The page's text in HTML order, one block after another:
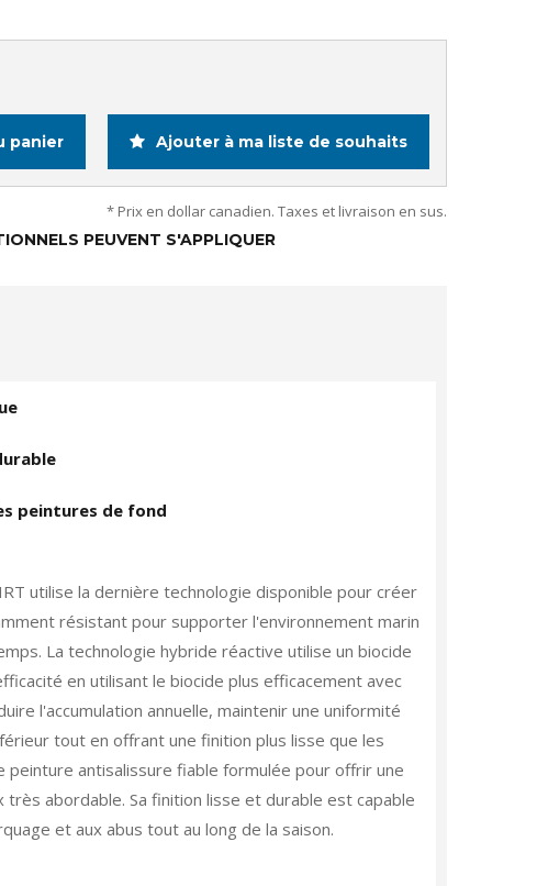
panier Ajouter à ma liste de souhaits
* Prix en dollar canadien. Taxes et livraison en sus.
PEUVENT S'APPLIQUER
peintures de fond
utilise la dernière technologie disponible pour créer
résistant pour supporter l'environnement marin
La technologie hybride réactive utilise un biocide
en utilisant le biocide plus efficacement avec
l'accumulation annuelle, maintenir une uniformité
tout en offrant une finition plus lisse que les
peinture antisalissure fiable formulée pour offrir une
abordable. Sa finition lisse et durable est capable
et aux abus tout au long de la saison.